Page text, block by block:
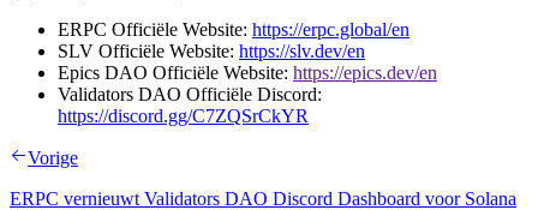
ERPC Officiële Website: https://erpc.global/en
SLV Officiële Website: https://slv.dev/en
Epics DAO Officiële Website: https://epics.dev/en
Validators DAO Officiële Discord:
https://discord.gg/C7ZQSrCkYR
Vorige
ERPC vernieuwt Validators DAO Discord Dashboard voor Solana